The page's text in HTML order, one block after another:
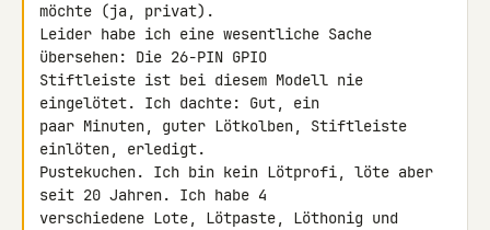
möchte (ja, privat).
Leider habe ich eine wesentliche Sache
übersehen: Die 26-PIN GPIO
Stiftleiste ist bei diesem Modell nie
eingelötet. Ich dachte: Gut, ein
paar Minuten, guter Lötkolben, Stiftleiste
einlöten, erledigt.
Pustekuchen. Ich bin kein Lötprofi, löte aber
seit 20 Jahren. Ich habe 4
verschiedene Lote, Lötpaste, Löthonig und